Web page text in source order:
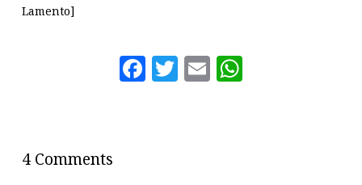
Lamento]
Facebook
Twitter
Email
4 Comments